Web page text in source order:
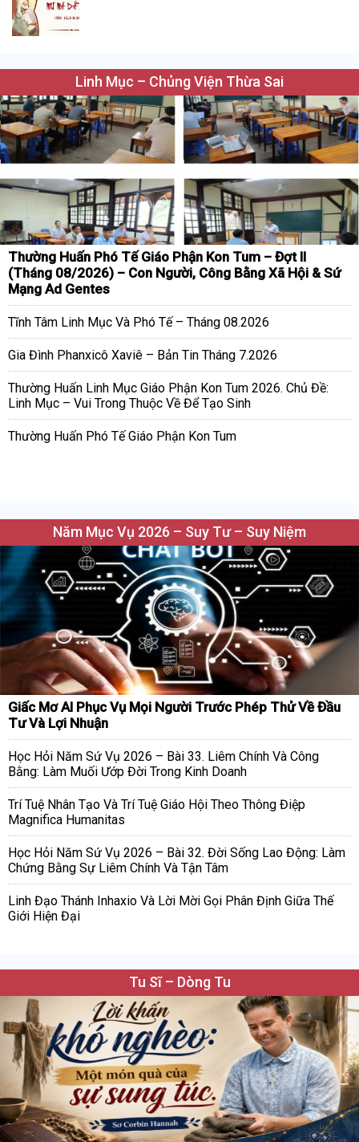
Linh Mục – Chủng Viện Thừa Sai
Thường Huấn Phó Tế Giáo Phận Kon Tum – Đợt II
(Tháng 08/2026) – Con Người, Công Bằng Xã Hội & Sứ
Mạng Ad Gentes
Tĩnh Tâm Linh Mục Và Phó Tế – Tháng 08.2026
Gia Đình Phanxicô Xaviê – Bản Tin Tháng 7.2026
Thường Huấn Linh Mục Giáo Phận Kon Tum 2026. Chủ Đề:
Linh Mục – Vui Trong Thuộc Về Để Tạo Sinh
Thường Huấn Phó Tế Giáo Phận Kon Tum
Năm Mục Vụ 2026 – Suy Tư – Suy Niệm
Giấc Mơ AI Phục Vụ Mọi Người Trước Phép Thử Về Đầu
Tư Và Lợi Nhuận
Học Hỏi Năm Sứ Vụ 2026 – Bài 33. Liêm Chính Và Công
Bằng: Làm Muối Ướp Đời Trong Kinh Doanh
Trí Tuệ Nhân Tạo Và Trí Tuệ Giáo Hội Theo Thông Điệp
Magnifica Humanitas
Học Hỏi Năm Sứ Vụ 2026 – Bài 32. Đời Sống Lao Động: Làm
Chứng Bằng Sự Liêm Chính Và Tận Tâm
Linh Đạo Thánh Inhaxio Và Lời Mời Gọi Phân Định Giữa Thế
Giới Hiện Đại
Tu Sĩ – Dòng Tu